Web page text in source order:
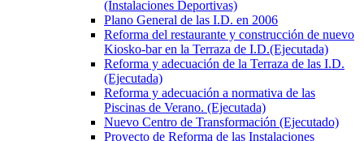
(Instalaciones Deportivas)
Plano General de las I.D. en 2006
Reforma del restaurante y construcción de nuevo
Kiosko-bar en la Terraza de I.D.(Ejecutada)
Reforma y adecuación de la Terraza de las I.D.
(Ejecutada)
Reforma y adecuación a normativa de las
Piscinas de Verano. (Ejecutada)
Nuevo Centro de Transformación (Ejecutado)
Proyecto de Reforma de las Instalaciones